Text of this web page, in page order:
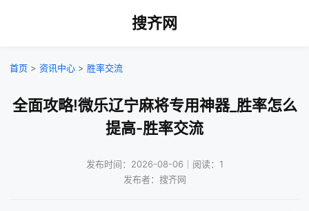
搜齐网
首页 > 资讯中心 > 胜率交流
全面攻略!微乐辽宁麻将专用神器_胜率怎么
提高-胜率交流
发布时间：2026-08-06｜阅读：1
发布者：搜齐网